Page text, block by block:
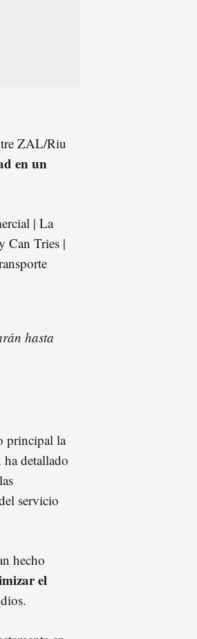
ZAL/Riu
en un
| La
Can Tries |
hasta
principal la
detallado
servicio
hecho
el